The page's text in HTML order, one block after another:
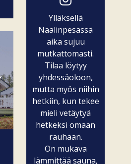
Ylläksellä
Naalinpesässä
aika sujuu
mutkattomasti.
Tilaa löytyy
yhdessäoloon,
mutta myös niihin
hetkiin, kun tekee
mieli vetäytyä
hetkeksi omaan
rauhaan.
On mukava
lämmittää sauna,